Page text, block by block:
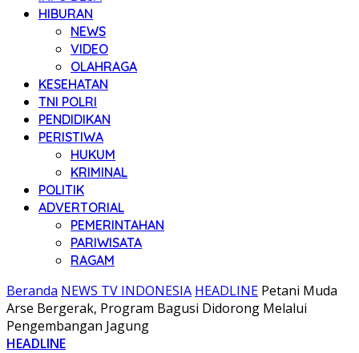
HIBURAN
NEWS
VIDEO
OLAHRAGA
KESEHATAN
TNI POLRI
PENDIDIKAN
PERISTIWA
HUKUM
KRIMINAL
POLITIK
ADVERTORIAL
PEMERINTAHAN
PARIWISATA
RAGAM
Beranda NEWS TV INDONESIA HEADLINE Petani Muda
Arse Bergerak, Program Bagusi Didorong Melalui
Pengembangan Jagung
HEADLINE